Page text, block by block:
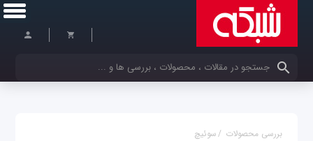
کلمات کلیدی خود را وارد کنید
بررسی محصولات /سوئیچ